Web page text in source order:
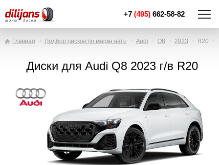
+7 (495) 662-58-82
Главная Подбор дисков по марке авто Audi Q8 2023 R20
Диски для Audi Q8 2023 г/в R20